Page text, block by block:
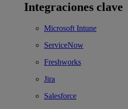
Integraciones clave
Microsoft Intune
ServiceNow
Freshworks
Jira
Salesforce